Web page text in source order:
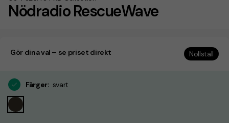
Nödradio RescueWave
Gör dina val – se priset direkt Nollställ
Färger: svart